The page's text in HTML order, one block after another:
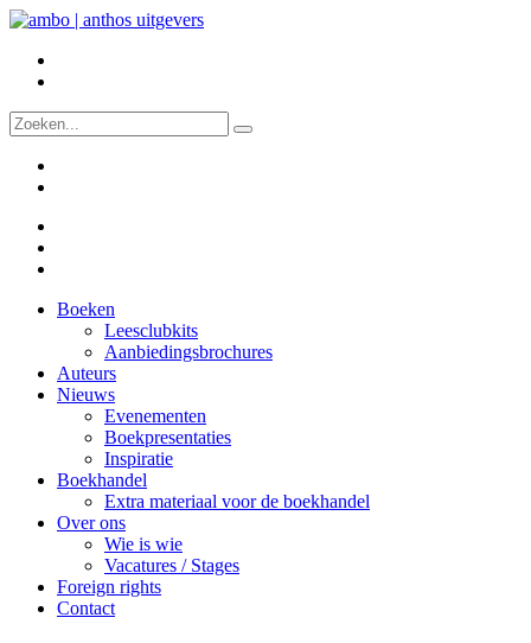
Boeken
Leesclubkits
Aanbiedingsbrochures
Auteurs
Nieuws
Evenementen
Boekpresentaties
Inspiratie
Boekhandel
Extra materiaal voor de boekhandel
Over ons
Wie is wie
Vacatures / Stages
Foreign rights
Contact